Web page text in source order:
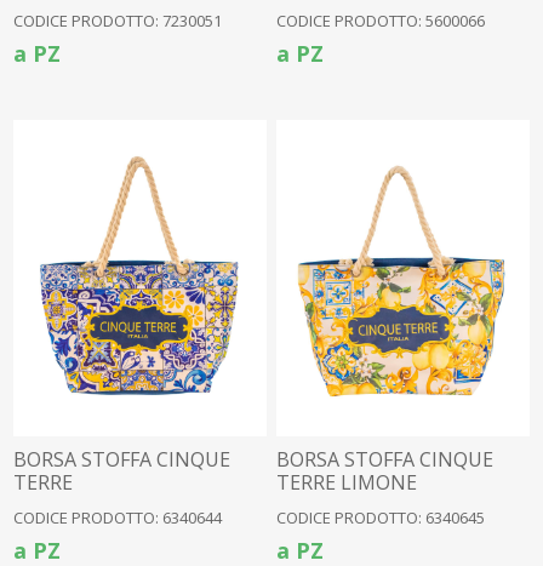
CODICE PRODOTTO: 7230051
a PZ
CODICE PRODOTTO: 5600066
a PZ
BORSA STOFFA CINQUE
TERRE
CODICE PRODOTTO: 6340644
a PZ
BORSA STOFFA CINQUE
TERRE LIMONE
CODICE PRODOTTO: 6340645
a PZ